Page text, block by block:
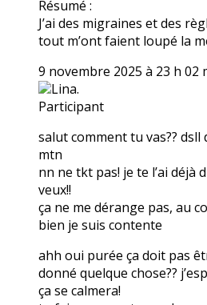
Résumé :
J’ai des migraines et des
tout m’ont faient loupé la
9 novembre 2025 à 23 h 02
Lina.
Participant
salut comment tu vas??
mtn
nn ne tkt pas! je te l’ai déjà
veux!!
ça ne me dérange pas, au
bien je suis contente
ahh oui purée ça doit pas
donné quelque chose??
ça se calmera!